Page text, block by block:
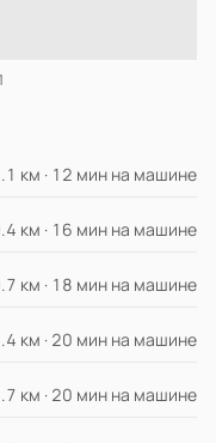
км · 12 мин на машине
км · 16 мин на машине
км · 18 мин на машине
км · 20 мин на машине
км · 20 мин на машине